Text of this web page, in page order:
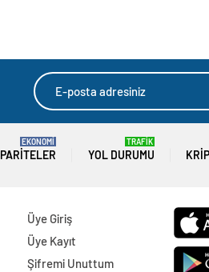
PARITELER
EKONOMİ
YOL DURUMU
TRAFİK
Üye Giriş
Üye Kayıt
Şifremi Unuttum